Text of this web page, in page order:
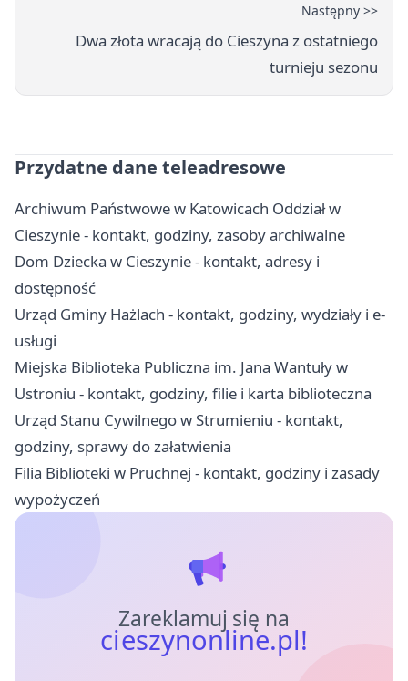
Następny >>
Dwa złota wracają do Cieszyna z ostatniego
turnieju sezonu
Przydatne dane teleadresowe
Archiwum Państwowe w Katowicach Oddział w
Cieszynie - kontakt, godziny, zasoby archiwalne
Dom Dziecka w Cieszynie - kontakt, adresy i
dostępność
Urząd Gminy Hażlach - kontakt, godziny, wydziały i e-
usługi
Miejska Biblioteka Publiczna im. Jana Wantuły w
Ustroniu - kontakt, godziny, filie i karta biblioteczna
Urząd Stanu Cywilnego w Strumieniu - kontakt,
godziny, sprawy do załatwienia
Filia Biblioteki w Pruchnej - kontakt, godziny i zasady
wypożyczeń
Zareklamuj się na
cieszynonline.pl!